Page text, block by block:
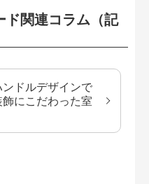
ド関連コラム（記
ドルデザインで
にこだわった室